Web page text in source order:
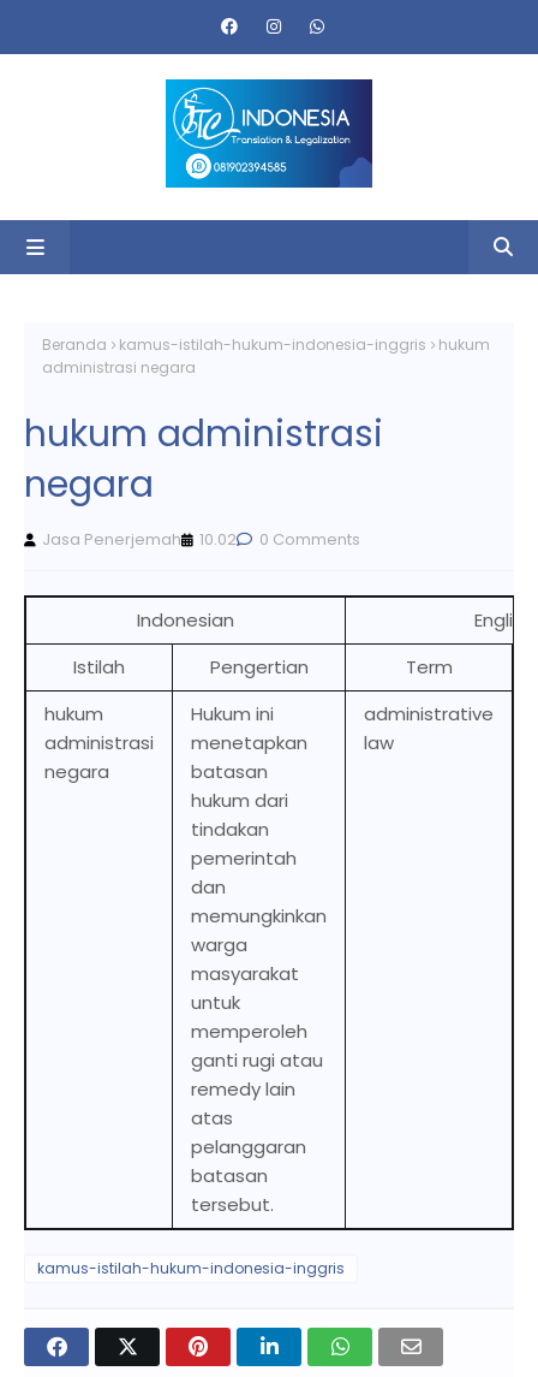
Beranda kamus-istilah-hukum-indonesia-inggris
hukum
administrasi negara
hukum administrasi
negara
Jasa Penerjemah 10.02 0 Comments
Indonesian
English
Istilah
Pengertian Term
hukum
administrasi
negara
Hukum ini
menetapkan
batasan
hukum dari
tindakan
pemerintah
dan
memungkinkan
warga
masyarakat
untuk
memperoleh
ganti rugi atau
remedy lain
atas
pelanggaran
batasan
tersebut.
administrative
law
kamus-istilah-hukum-indonesia-inggris